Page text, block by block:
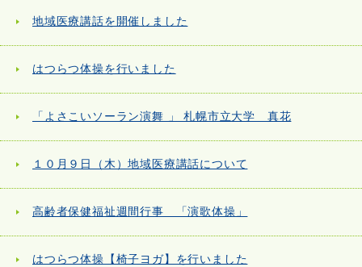
地域医療講話を開催しました
はつらつ体操を行いました
「よさこいソーラン演舞 」 札幌市立大学 真花
１０月９日（木）地域医療講話について
高齢者保健福祉週間行事 「演歌体操」
はつらつ体操【椅子ヨガ】を行いました